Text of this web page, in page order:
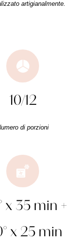
artigianalmente.
10/12
di porzioni
x 35 min +
x 25 min